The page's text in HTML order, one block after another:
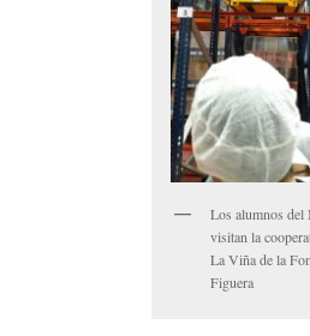
Los alumnos
visitan la
La Viña de la
Figuera